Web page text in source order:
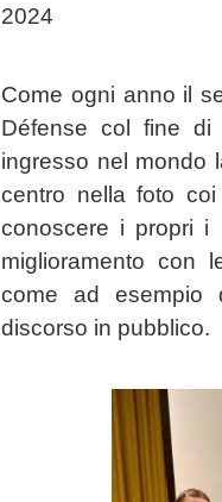
2024
Come ogni anno il
Défense col fine
ingresso nel mondo
centro nella foto
conoscere i propri
miglioramento con
come ad esempio
discorso in pubblico.